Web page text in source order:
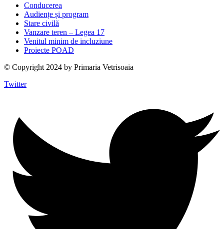
Conducerea
Audiențe și program
Stare civilă
Vanzare teren – Legea 17
Venitul minim de incluziune
Proiecte POAD
© Copyright 2024 by Primaria Vetrisoaia
Twitter